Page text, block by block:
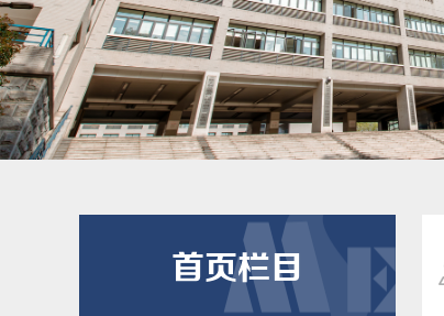
首页栏目